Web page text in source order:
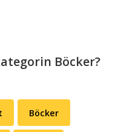
Böcker?
Böcker